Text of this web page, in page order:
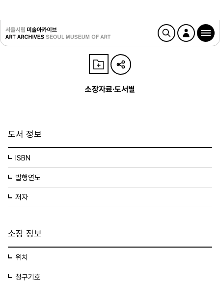
소장자료·도서별
도서 정보
ISBN
발행연도
저자
소장 정보
위치
청구기호